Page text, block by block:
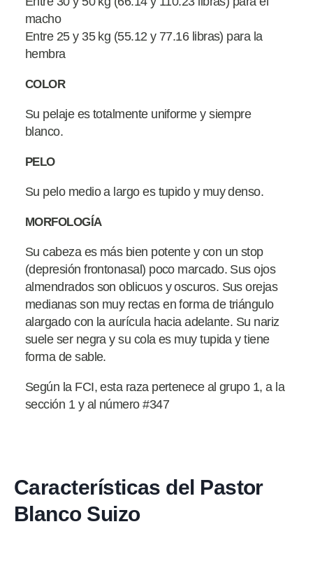
macho
Entre 25 y 35 kg (55.12 y 77.16 libras) para la
hembra
COLOR
Su pelaje es totalmente uniforme y siempre
blanco.
PELO
Su pelo medio a largo es tupido y muy denso.
MORFOLOGÍA
Su cabeza es más bien potente y con un stop
(depresión frontonasal) poco marcado. Sus ojos
almendrados son oblicuos y oscuros. Sus orejas
medianas son muy rectas en forma de triángulo
alargado con la aurícula hacia adelante. Su nariz
suele ser negra y su cola es muy tupida y tiene
forma de sable.
Según la FCI, esta raza pertenece al grupo 1, a la
sección 1 y al número #347
Características del Pastor
Blanco Suizo